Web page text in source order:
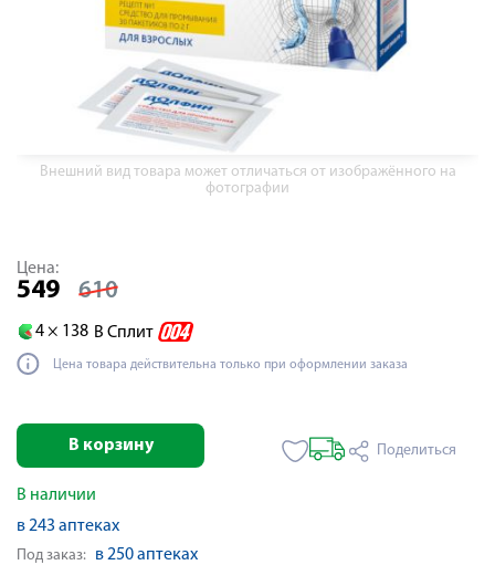
Внешний вид товара может отличаться от изображённого на
фотографии
Цена:
549 610
4 × 138 В Сплит
Цена товара действительна только при оформлении заказа
В корзину Поделиться
В наличии
в 243 аптеках
Под заказ: в 250 аптеках